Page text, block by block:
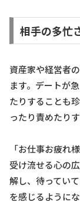
相手の多忙
資産家や経営者
ます。デートが
たりすることも
ったり責めたり
「お仕事お疲れ
受け流せる心の
解し、待ってい
を感じるようにな